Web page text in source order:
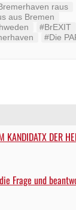
KANDIDATX DER
Frage und
raus
aus Bremen
#BrEXIT
#Die